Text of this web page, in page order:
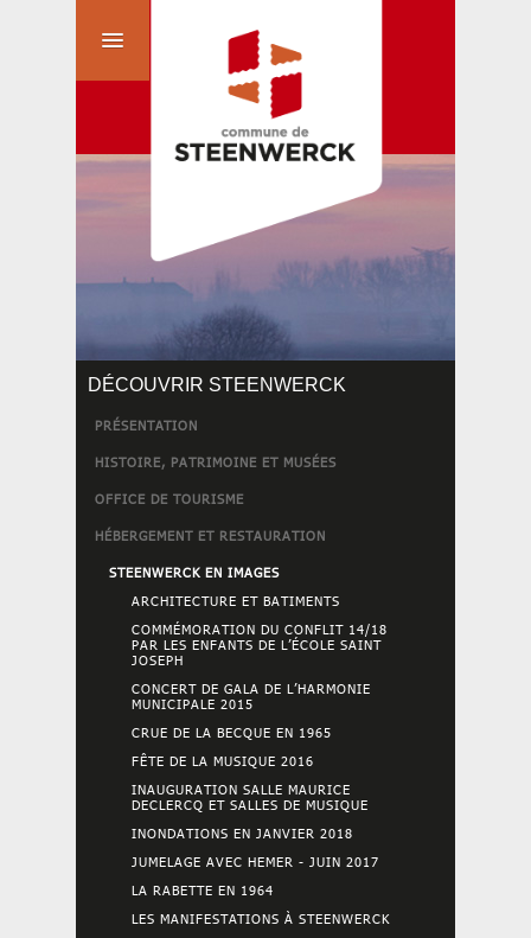
DÉCOUVRIR STEENWERCK
PRÉSENTATION
HISTOIRE, PATRIMOINE ET MUSÉES
OFFICE DE TOURISME
HÉBERGEMENT ET RESTAURATION
STEENWERCK EN IMAGES
ARCHITECTURE ET BATIMENTS
COMMÉMORATION DU CONFLIT 14/18
PAR LES ENFANTS DE L’ÉCOLE SAINT
JOSEPH
CONCERT DE GALA DE L’HARMONIE
MUNICIPALE 2015
CRUE DE LA BECQUE EN 1965
FÊTE DE LA MUSIQUE 2016
INAUGURATION SALLE MAURICE
DECLERCQ ET SALLES DE MUSIQUE
INONDATIONS EN JANVIER 2018
JUMELAGE AVEC HEMER - JUIN 2017
LA RABETTE EN 1964
LES MANIFESTATIONS À STEENWERCK